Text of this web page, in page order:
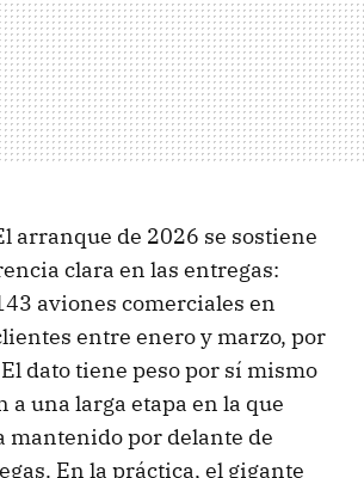
arranque de 2026 se sostiene
clara en las entregas:
aviones comerciales en
entre enero y marzo, por
dato tiene peso por sí mismo
a una larga etapa en la que
mantenido por delante de
En la práctica, el gigante